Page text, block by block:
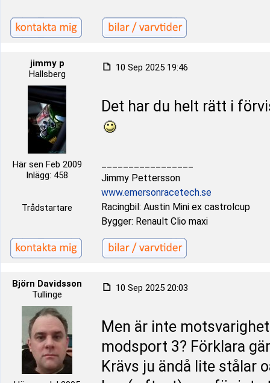
jimmy p
Hallsberg
Här sen Feb 2009
Inlägg: 458
Trådstartare
10 Sep 2025 19:46
Det har du helt rätt i
Jimmy Pettersson
www.emersonracetech.se
Racingbil: Austin Mini ex castrolcup
Bygger: Renault Clio maxi
Björn Davidsson
Tullinge
10 Sep 2025 20:03
Men är inte
modsport 3? Förklara
Krävs ju ändå lite stålar